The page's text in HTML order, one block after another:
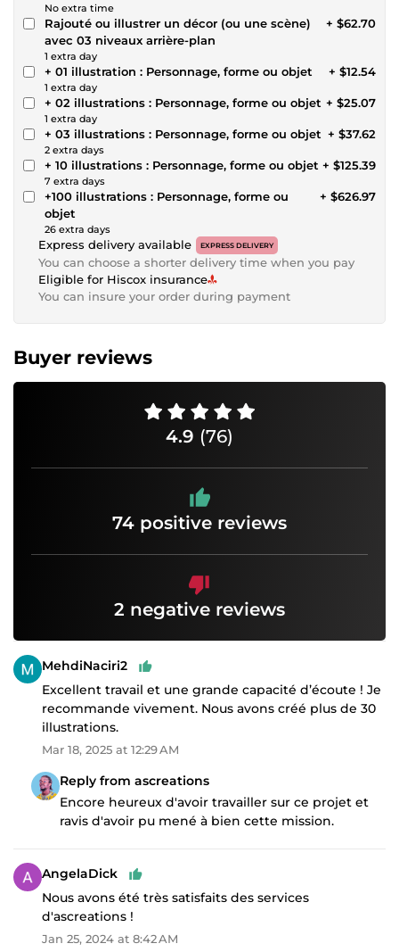
No extra time
Rajouté ou illustrer un décor (ou une scène)
avec 03 niveaux arrière-plan
1 extra day
+ $62.70
+ 01 illustration : Personnage, forme ou objet
1 extra day
+ $12.54
+ 02 illustrations : Personnage, forme ou objet
1 extra day
+ $25.07
+ 03 illustrations : Personnage, forme ou objet
2 extra days
+ $37.62
+ 10 illustrations : Personnage, forme ou objet
7 extra days
+ $125.39
+100 illustrations : Personnage, forme ou
objet
26 extra days
+ $626.97
Express delivery available EXPRESS DELIVERY
You can choose a shorter delivery time when you pay
Eligible for Hiscox insurance
You can insure your order during payment
Buyer reviews
4.9 (76)
74 positive reviews
2 negative reviews
MehdiNaciri2
Excellent travail et une grande capacité d’écoute ! Je
recommande vivement. Nous avons créé plus de 30
illustrations.
Mar 18, 2025 at 12:29 AM
Reply from ascreations
Encore heureux d'avoir travailler sur ce projet et
ravis d'avoir pu mené à bien cette mission.
AngelaDick
Nous avons été très satisfaits des services
d'ascreations !
Jan 25, 2024 at 8:42 AM